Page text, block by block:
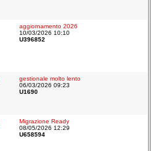
aggiornamento 2026
10/03/2026 10:10
U396852
gestionale molto lento
06/03/2026 09:23
U1690
Migrazione Ready
08/05/2026 12:29
U658594